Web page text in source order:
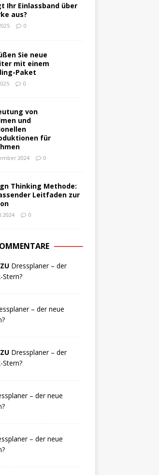
Ihr Einlassband über
aus?
0
Sie neue
mit einem
Paket
0
von
und
für
2024 0
Thinking Methode:
Leitfaden zur
2024 0
Dressplaner – der
– der neue
Dressplaner – der
– der neue
– der neue